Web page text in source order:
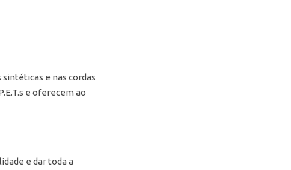
e nas cordas
e oferecem ao
e dar toda a